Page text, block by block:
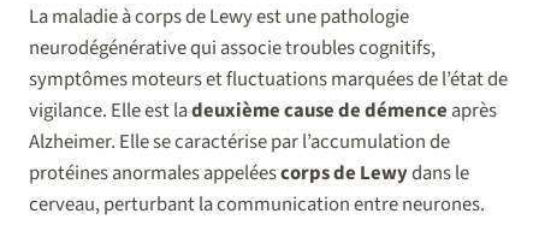
La maladie à corps de Lewy est une pathologie
neurodégénérative qui associe troubles cognitifs,
symptômes moteurs et fluctuations marquées de l’état de
vigilance. Elle est ladeuxième cause de démence après
Alzheimer. Elle se caractérise par l’accumulation de
protéines anormales appeléescorps de Lewydans le
cerveau, perturbant la communication entre neurones.